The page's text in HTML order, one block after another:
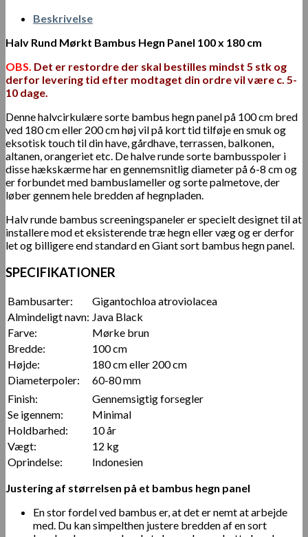
Beskrivelse
Halv Rund Mørkt Bambus Hegn Panel 100 x 180 cm
OBS. Det er restordre der skal bestilles mindst 5 stk og
derfor levering tid efter modtaget din ordre vil være c. 5-
10 dage.
Denne halvcirkulære sorte bambus hegn panel på 100 cm bred
ved 180 cm eller 200 cm høj vil på kort tid tilføje en smuk og
eksotisk touch til din have, gårdhave, terrassen, balkonen,
altanen, orangeriet etc. De halve runde sorte bambusspoler i
disse hækskærme har en gennemsnitlig diameter på 6-8 cm og
er forbundet med bambuslameller og sorte palmetove, der
løber gennem hele bredden af hegnpladen.
Halv runde bambus screeningspaneler er specielt designet til at
installere mod et eksisterende træ hegn eller væg og er derfor
let og billigere end standard en Giant sort bambus hegn panel.
SPECIFIKATIONER
Bambusarter:
Gigantochloa atroviolacea
Almindeligt navn: Java Black
Farve:
Mørke brun
Bredde:
100 cm
Højde:
180 cm eller 200 cm
Diameterpoler:
60-80 mm
Finish:
Gennemsigtig forsegler
Se igennem:
Minimal
Holdbarhed:
10 år
Vægt:
12 kg
Oprindelse:
Indonesien
Justering af størrelsen på et bambus hegn panel
En stor fordel ved bambus er, at det er nemt at arbejde
med. Du kan simpelthen justere bredden af en sort